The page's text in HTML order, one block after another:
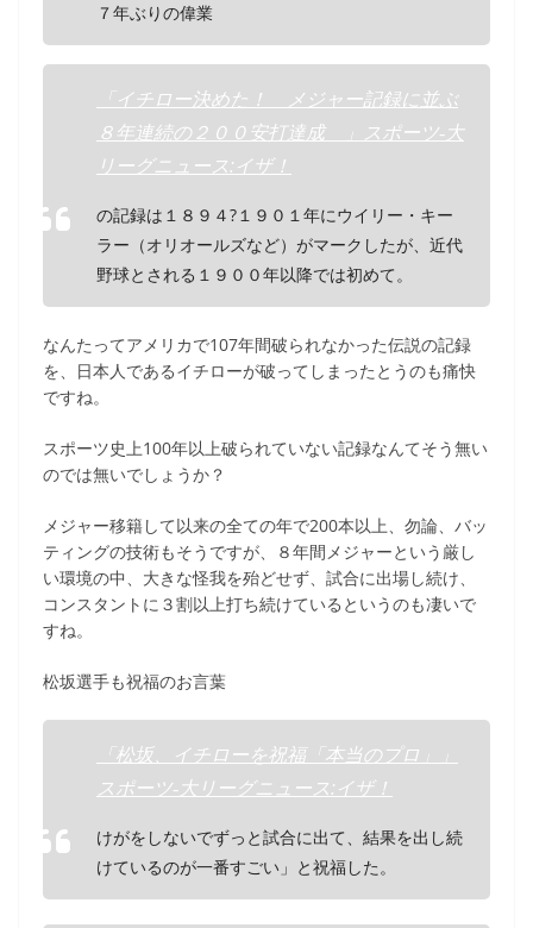
７年ぶりの偉業
「イチロー決めた！ メジャー記録に並ぶ
８年連続の２００安打達成 」スポーツ‐大
リーグニュース:イザ！
の記録は１８９４?１９０１年にウイリー・キー
ラー（オリオールズなど）がマークしたが、近代
野球とされる１９００年以降では初めて。
なんたってアメリカで107年間破られなかった伝説の記録
を、日本人であるイチローが破ってしまったとうのも痛快
ですね。
スポーツ史上100年以上破られていない記録なんてそう無い
のでは無いでしょうか？
メジャー移籍して以来の全ての年で200本以上、勿論、バッ
ティングの技術もそうですが、８年間メジャーという厳し
い環境の中、大きな怪我を殆どせず、試合に出場し続け、
コンスタントに３割以上打ち続けているというのも凄いで
すね。
松坂選手も祝福のお言葉
「松坂、イチローを祝福「本当のプロ」」
スポーツ‐大リーグニュース:イザ！
けがをしないでずっと試合に出て、結果を出し続
けているのが一番すごい」と祝福した。